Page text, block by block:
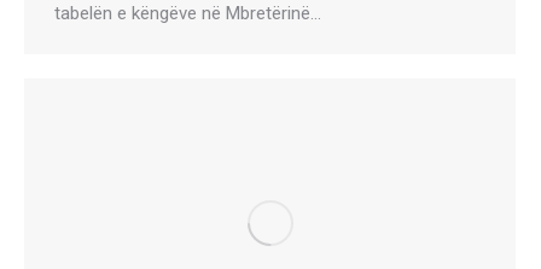
tabelën e këngëve në Mbretërinë…